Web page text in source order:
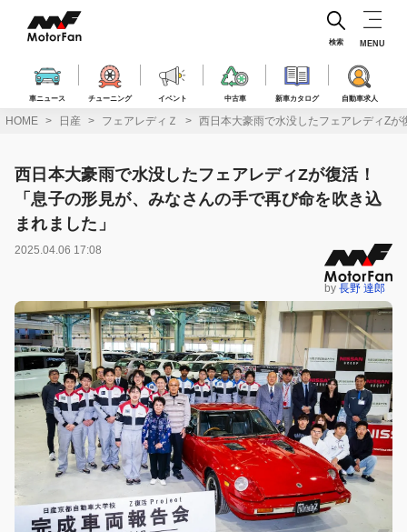
ス
車ニュース チューニング イベント 中古車 新車カタログ 自動車求人
検索 MENU
HOME 日産 フェアレディＺ 西日本大豪雨で水没したフェアレディZ
西日本大豪雨で水没したフェアレディZが復活！
「息子の形見が、みなさんの手で再び命を吹き込
まれました」
2025.04.06 17:08
by 長野 達郎